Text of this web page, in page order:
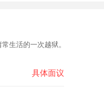
生活的一次越狱。
具体面议